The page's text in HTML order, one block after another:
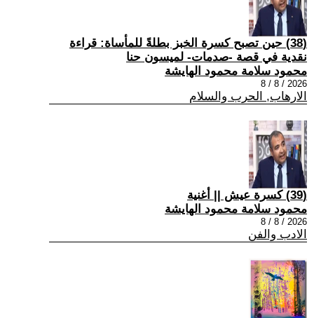
(38) حين تصبح كسرة الخبز بطلةً للمأساة: قراءة
نقدية في قصة -صدمات- لميسون حنا
محمود سلامة محمود الهايشة
2026 / 8 / 8
الارهاب, الحرب والسلام
(39) كسرة عيش || أغنية
محمود سلامة محمود الهايشة
2026 / 8 / 8
الادب والفن